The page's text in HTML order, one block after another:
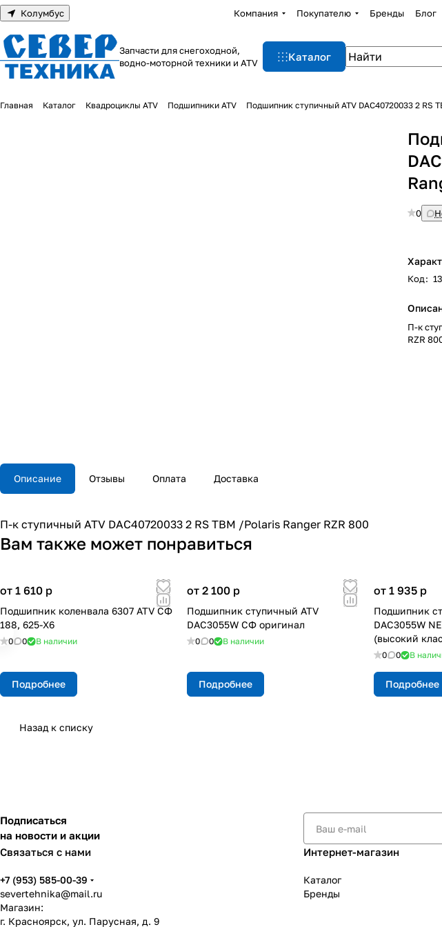
Колумбус Компания Покупателю Бренды Блог
Запчасти для снегоходной,
водно-моторной техники и ATV
Каталог
Главная Каталог Квадроциклы ATV Подшипники ATV Подшипник ступичный ATV DAC40720033 2 RS
0
Код:
П-к
RZR
Описание Отзывы Оплата Доставка
П-к ступичный ATV DAC40720033 2 RS TBM /Polaris Ranger RZR 800
Вам также может понравиться
от 1 610 p
Подшипник коленвала 6307 ATV СФ
188, 625-X6
0 0 В наличии
Подробнее
от 2 100 p
Подшипник ступичный ATV
DAC3055W CФ оригинал
0 0 В наличии
Подробнее
от 1 935 p
Подшипник
DAC3055W
(высокий
YAMAHA,
0 0 В
Подробнее
Назад к списку
Подписаться
на новости и акции
Связаться с нами
+7 (953) 585-00-39
severtehnika@mail.ru
Магазин:
г. Красноярск, ул. Парусная, д. 9
Интернет-магазин
Каталог
Бренды